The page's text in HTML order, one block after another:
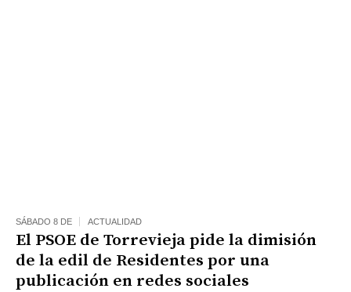
SÁBADO 8 DE ACTUALIDAD
El PSOE de Torrevieja pide la dimisión
de la edil de Residentes por una
publicación en redes sociales